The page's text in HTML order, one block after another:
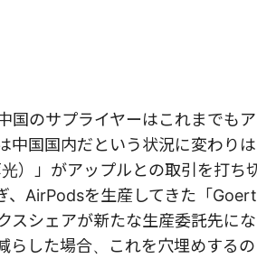
国のサプライヤーはこれまでも
中国国内だという状況に変わり
）」がアップルとの取引を打ち
AirPodsを生産してきた「
スシェアが新たな生産委託先に
らした場合、これを穴埋めする